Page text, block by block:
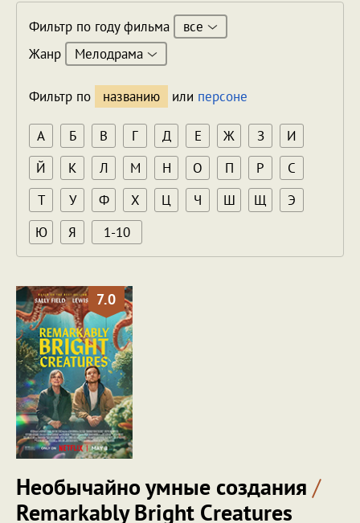
Фильтр по году фильма
все
Жанр
Мелодрама
Фильтр по названию или персоне
А Б В Г Д Е Ж З
И
Й
К Л М Н О П Р
С
Т
У Ф Х Ц Ч Ш Щ
Э
Ю
Я 1-10
7.0
Необычайно умные создания /
Remarkably Bright Creatures